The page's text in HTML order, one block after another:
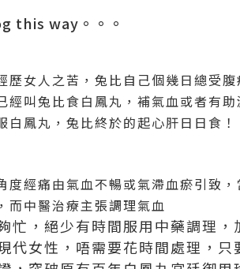
this way。。。
歷女人之苦，兔比自己個幾日總受
經叫兔比食白鳳丸，補氣血或者有
鳳丸，兔比終於的起心肝日日食！
度經痛由氣血不暢或氣滯血瘀引致
而中醫治療主張調理氣血
忙，絕少有時間服用中藥調理
代女性，唔需要花時間處理，只